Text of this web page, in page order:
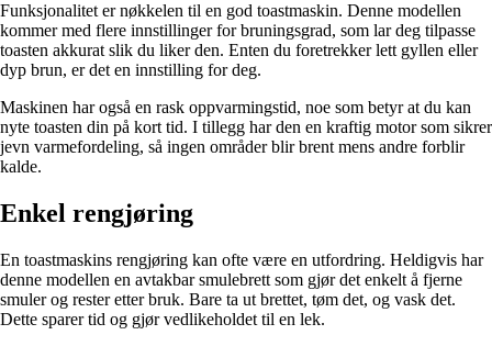
Funksjonalitet er nøkkelen til en god toastmaskin. Denne modellen
kommer med flere innstillinger for bruningsgrad, som lar deg tilpasse
toasten akkurat slik du liker den. Enten du foretrekker lett gyllen eller
dyp brun, er det en innstilling for deg.
Maskinen har også en rask oppvarmingstid, noe som betyr at du kan
nyte toasten din på kort tid. I tillegg har den en kraftig motor som sikrer
jevn varmefordeling, så ingen områder blir brent mens andre forblir
kalde.
Enkel rengjøring
En toastmaskins rengjøring kan ofte være en utfordring. Heldigvis har
denne modellen en avtakbar smulebrett som gjør det enkelt å fjerne
smuler og rester etter bruk. Bare ta ut brettet, tøm det, og vask det.
Dette sparer tid og gjør vedlikeholdet til en lek.